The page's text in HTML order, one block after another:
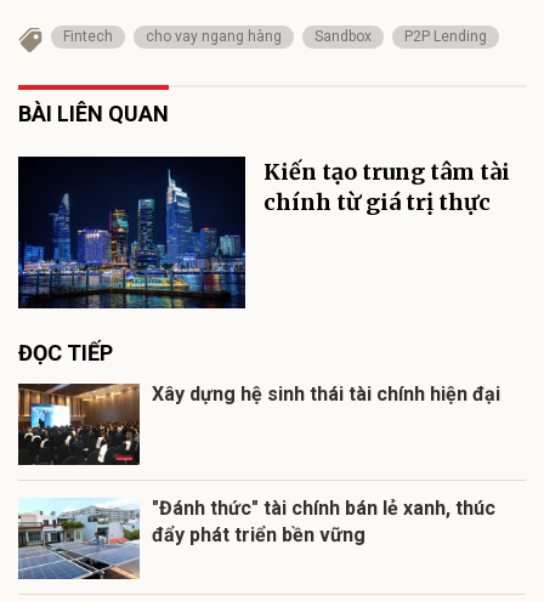
Fintech cho vay ngang hàng Sandbox P2P Lending
BÀI LIÊN QUAN
Kiến tạo trung tâm tài
chính từ giá trị thực
ĐỌC TIẾP
Xây dựng hệ sinh thái tài chính hiện đại
"Đánh thức" tài chính bán lẻ xanh, thúc
đẩy phát triển bền vững